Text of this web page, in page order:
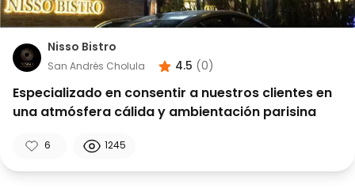
Nisso Bistro
San Andrés Cholula 4.5 (0 )
Especializado en consentir a nuestros clientes en
una atmósfera cálida y ambientación parisina
6 1245